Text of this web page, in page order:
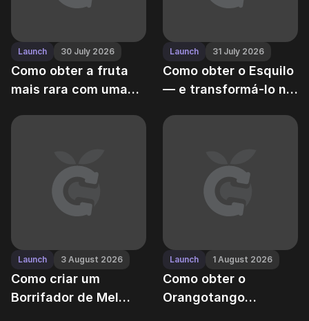
Launch 30 July 2026
Como obter a fruta
mais rara com uma
0.01%
Launch 31 July 2026
Como obter o Esquilo
— e transformá-lo no
automatização de
Launch 3 August 2026
Como criar um
Borrifador de Mel
Launch 1 August 2026
Como obter o
Orangotango